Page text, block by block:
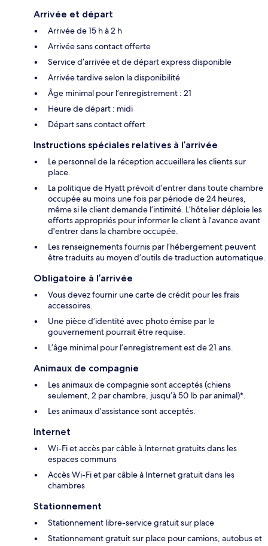
Arrivée et départ
Arrivée de 15 h à 2 h
Arrivée sans contact offerte
Service d’arrivée et de départ express disponible
Arrivée tardive selon la disponibilité
Âge minimal pour l’enregistrement : 21
Heure de départ : midi
Départ sans contact offert
Instructions spéciales relatives à l’arrivée
Le personnel de la réception accueillera les clients sur
place.
La politique de Hyatt prévoit d’entrer dans toute chambre
occupée au moins une fois par période de 24 heures,
même si le client demande l’intimité. L’hôtelier déploie les
efforts appropriés pour informer le client à l’avance avant
d'entrer dans la chambre occupée.
Les renseignements fournis par l’hébergement peuvent
être traduits au moyen d’outils de traduction automatique.
Obligatoire à l’arrivée
Vous devez fournir une carte de crédit pour les frais
accessoires.
Une pièce d’identité avec photo émise par le
gouvernement pourrait être requise.
L’âge minimal pour l’enregistrement est de 21 ans.
Animaux de compagnie
Les animaux de compagnie sont acceptés (chiens
seulement, 2 par chambre, jusqu’à 50 lb par animal)*.
Les animaux d’assistance sont acceptés.
Internet
Wi-Fi et accès par câble à Internet gratuits dans les
espaces communs
Accès Wi-Fi et par câble à Internet gratuit dans les
chambres
Stationnement
Stationnement libre-service gratuit sur place
Stationnement gratuit sur place pour camions, autobus et